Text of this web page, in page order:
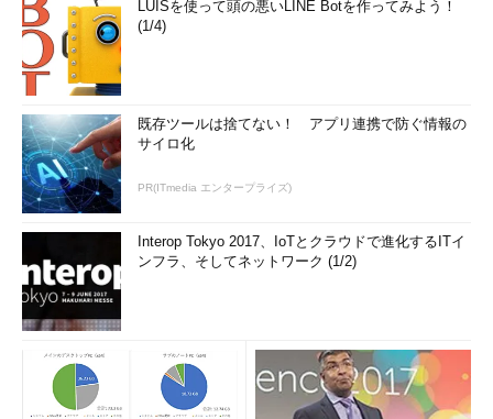
LUISを使って頭の悪いLINE Botを作ってみよう！
(1/4)
既存ツールは捨てない！ アプリ連携で防ぐ情報の
サイロ化
PR(ITmedia エンタープライズ)
Interop Tokyo 2017、IoTとクラウドで進化するITイ
ンフラ、そしてネットワーク (1/2)